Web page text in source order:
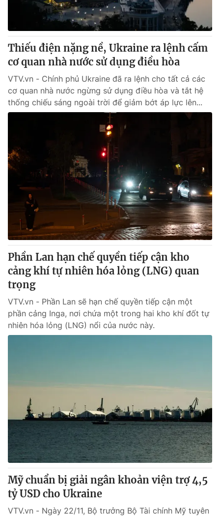
Thiếu điện nặng nề, Ukraine ra lệnh cấm
cơ quan nhà nước sử dụng điều hòa
VTV.vn - Chính phủ Ukraine đã ra lệnh cho tất cả các
cơ quan nhà nước ngừng sử dụng điều hòa và tắt hệ
thống chiếu sáng ngoài trời để giảm bớt áp lực lên...
Phần Lan hạn chế quyền tiếp cận kho
cảng khí tự nhiên hóa lỏng (LNG) quan
trọng
VTV.vn - Phần Lan sẽ hạn chế quyền tiếp cận một
phần cảng Inga, nơi chứa một trong hai kho khí đốt tự
nhiên hóa lỏng (LNG) nổi của nước này.
Mỹ chuẩn bị giải ngân khoản viện trợ 4,5
tỷ USD cho Ukraine
VTV.vn - Ngày 22/11, Bộ trưởng Bộ Tài chính Mỹ tuyên